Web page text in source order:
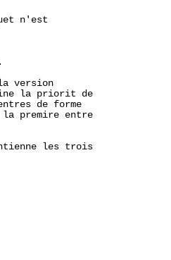
n'est
version
la priorit de
de forme
premire entre
les trois